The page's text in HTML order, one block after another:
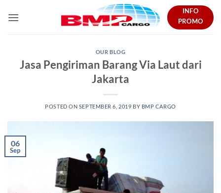
INFO
PROMO
OUR BLOG
Jasa Pengiriman Barang Via Laut dari
Jakarta
POSTED ON SEPTEMBER 6, 2019 BY BMP CARGO
06
Sep